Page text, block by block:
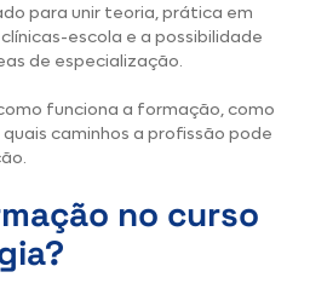
para unir teoria, prática em
escola e a possibilidade
de especialização.
funciona a formação, como
caminhos a profissão pode
no curso